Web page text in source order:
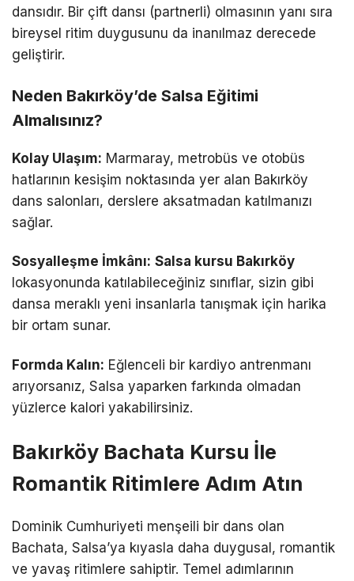
dansıdır. Bir çift dansı (partnerli) olmasının yanı sıra
bireysel ritim duygusunu da inanılmaz derecede
geliştirir.
Neden Bakırköy’de Salsa Eğitimi
Almalısınız?
Kolay Ulaşım: Marmaray, metrobüs ve otobüs
hatlarının kesişim noktasında yer alan Bakırköy
dans salonları, derslere aksatmadan katılmanızı
sağlar.
Sosyalleşme İmkânı: Salsa kursu Bakırköy
lokasyonunda katılabileceğiniz sınıflar, sizin gibi
dansa meraklı yeni insanlarla tanışmak için harika
bir ortam sunar.
Formda Kalın: Eğlenceli bir kardiyo antrenmanı
arıyorsanız, Salsa yaparken farkında olmadan
yüzlerce kalori yakabilirsiniz.
Bakırköy Bachata Kursu İle
Romantik Ritimlere Adım Atın
Dominik Cumhuriyeti menşeili bir dans olan
Bachata, Salsa’ya kıyasla daha duygusal, romantik
ve yavaş ritimlere sahiptir. Temel adımlarının